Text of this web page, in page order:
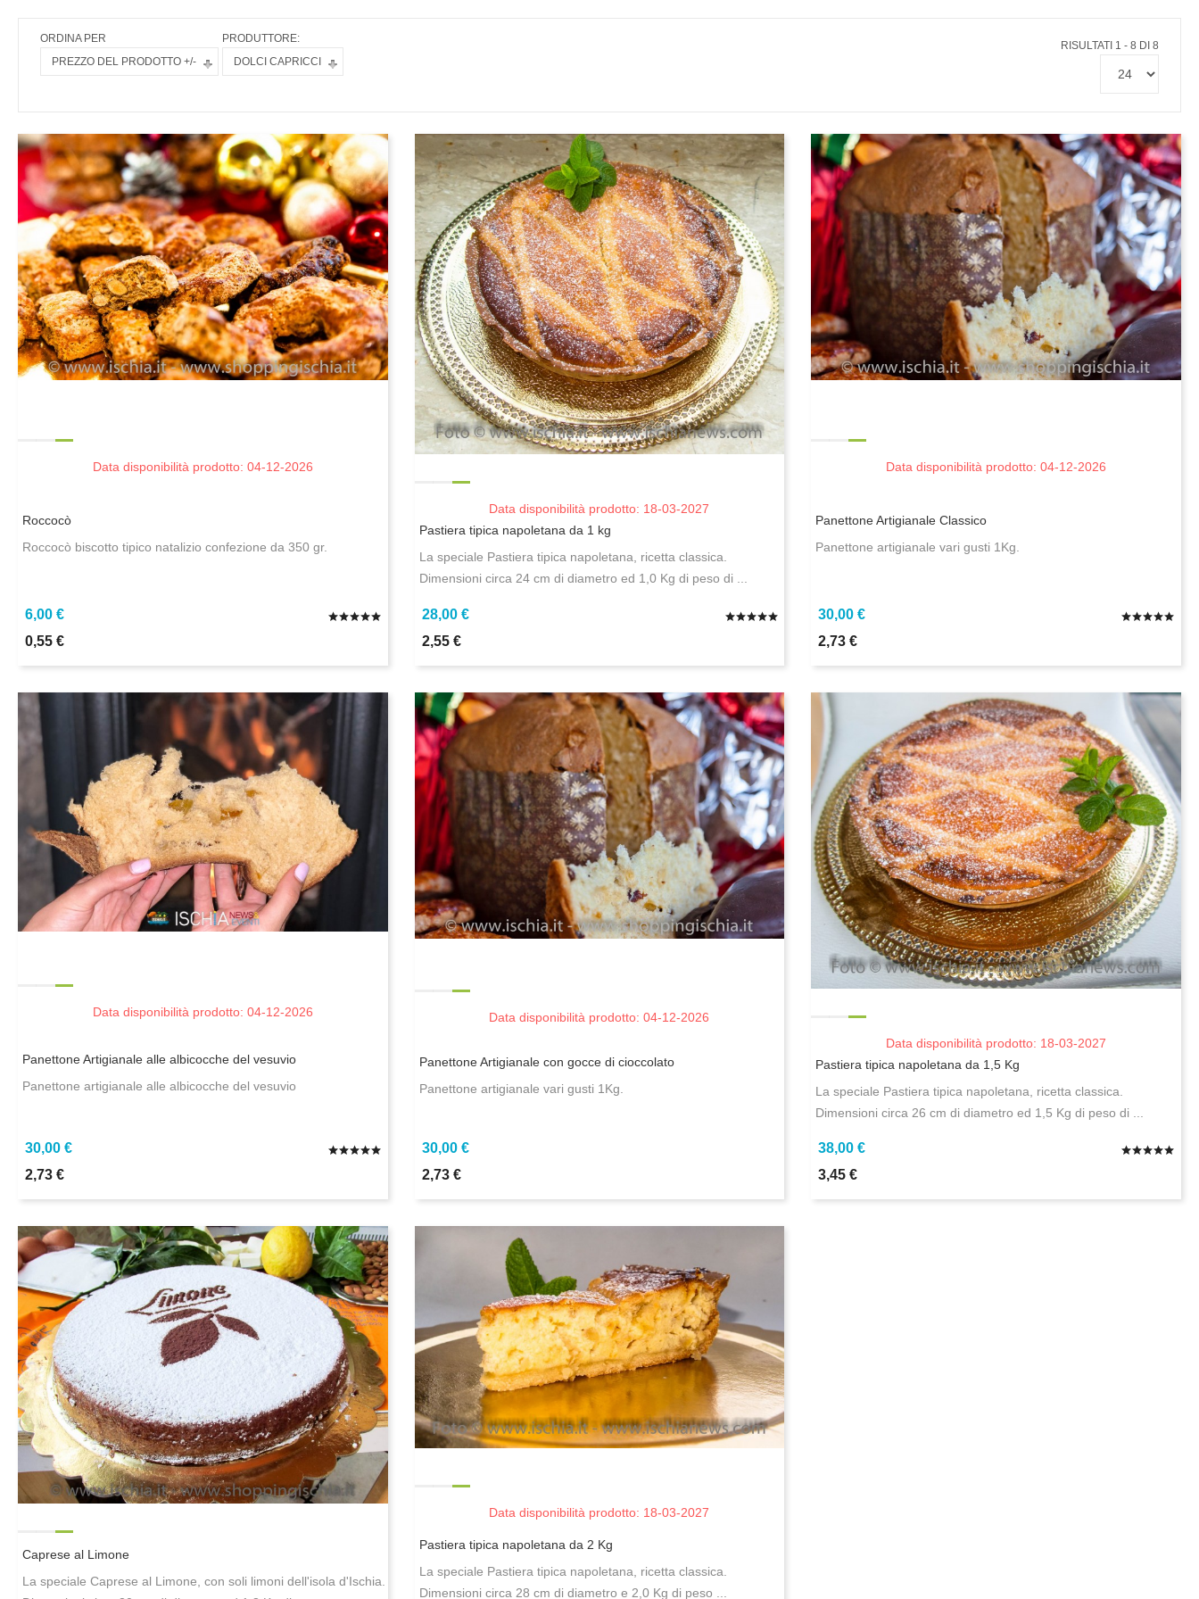
ORDINA PER
PREZZO DEL PRODOTTO +/-
PRODUTTORE:
DOLCI CAPRICCI
RISULTATI 1 - 8 DI 8
Data disponibilità prodotto: 04-12-2026
Roccocò
Roccocò biscotto tipico natalizio confezione da 350 gr.
6,00 €
0,55 €
Data disponibilità prodotto: 18-03-2027
Pastiera tipica napoletana da 1 kg
La speciale Pastiera tipica napoletana, ricetta classica.
Dimensioni circa 24 cm di diametro ed 1,0 Kg di peso di ...
28,00 €
2,55 €
Data disponibilità prodotto: 04-12-2026
Panettone Artigianale Classico
Panettone artigianale vari gusti 1Kg.
30,00 €
2,73 €
Data disponibilità prodotto: 04-12-2026
Panettone Artigianale alle albicocche del vesuvio
Panettone artigianale alle albicocche del vesuvio
30,00 €
2,73 €
Data disponibilità prodotto: 04-12-2026
Panettone Artigianale con gocce di cioccolato
Panettone artigianale vari gusti 1Kg.
30,00 €
2,73 €
Data disponibilità prodotto: 18-03-2027
Pastiera tipica napoletana da 1,5 Kg
La speciale Pastiera tipica napoletana, ricetta classica.
Dimensioni circa 26 cm di diametro ed 1,5 Kg di peso di ...
38,00 €
3,45 €
Caprese al Limone
La speciale Caprese al Limone, con soli limoni dell'isola d'Ischia.
Data disponibilità prodotto: 18-03-2027
Pastiera tipica napoletana da 2 Kg
La speciale Pastiera tipica napoletana, ricetta classica.
Dimensioni circa 28 cm di diametro e 2,0 Kg di peso ...